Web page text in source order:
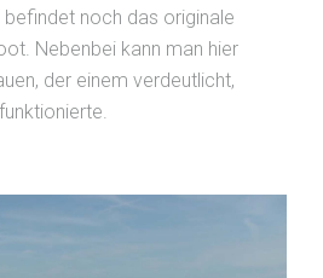
befindet noch das originale
Nebenbei kann man hier
der einem verdeutlicht,